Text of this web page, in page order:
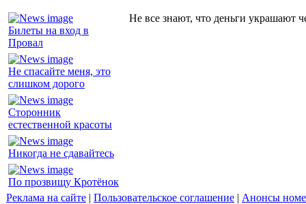
Билеты на вход в
Провал
Не спасайте меня, это
слишком дорого
Сторонник
естественной красоты
Никогда не сдавайтесь
По прозвищу Кротёнок
Не все знают, что деньги украшают
Реклама на сайте | Пользовательское соглашение | Анонсы